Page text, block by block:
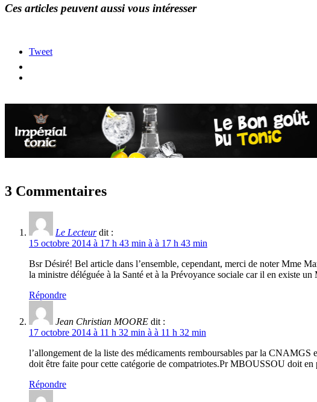
Ces articles peuvent aussi vous intéresser
Tweet
3 Commentaires
Le Lecteur dit :
15 octobre 2014 à 17 h 43 min à à 17 h 43 min
Bsr Désiré! Bel article dans l’ensemble, cependant, merci de noter Mme
la ministre déléguée à la Santé et à la Prévoyance sociale car il en
Répondre
Jean Christian MOORE dit :
17 octobre 2014 à 11 h 32 min à à 11 h 32 min
l’allongement de la liste des médicaments remboursables par la
doit être faite pour cette catégorie de compatriotes.Pr MBOUSSOU doit en
Répondre